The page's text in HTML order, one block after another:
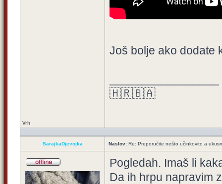
Još bolje ako dodate
🇭🇷🇧🇦
Vrh
SarajkaDjevojka Naslov: Re: Preporučite nešto učinkovito a
Pogledah. Imaš li
Da ih hrpu napravim